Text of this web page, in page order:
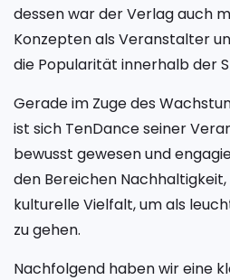
dessen war der Verlag auch
Konzepten als Veranstalter
die Popularität innerhalb der
Gerade im Zuge des
ist sich TenDance seiner
bewusst gewesen und
den Bereichen
kulturelle Vielfalt, um als
zu gehen.
Nachfolgend haben wir eine